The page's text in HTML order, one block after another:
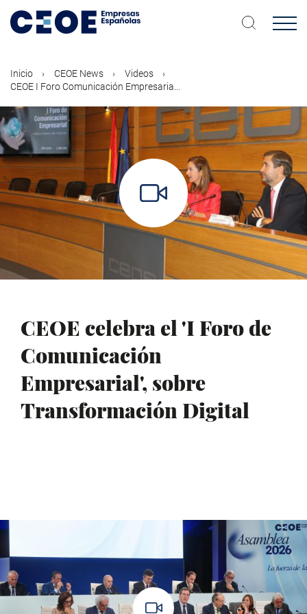
contenido
Inicio CEOE News
Videos
CEOE I Foro Comunicación Empresaria...
CEOE celebra el 'I Foro de
Comunicación
Empresarial', sobre
Transformación Digital